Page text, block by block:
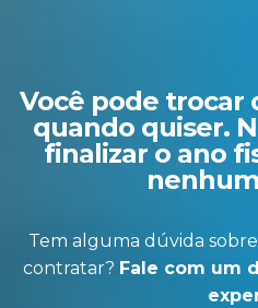
Você pode trocar
quando quiser.
finalizar o ano
Tem alguma dúvida
contratar? Fale com um